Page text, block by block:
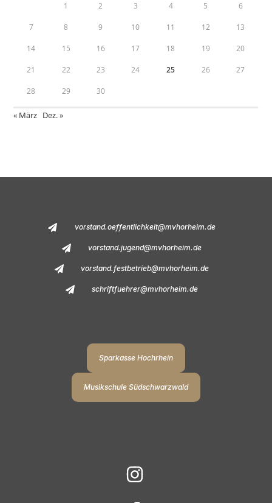
1 2 3 4 5 6
7 8 9 10 11 12 13
14 15 16 17 18 19 20
21 22 23 24 25 26 27
28 29 30
« März Dez. »
vorstand.oeffentlichkeit@mvhorheim.de
vorstand.jugend@mvhorheim.de
vorstand.festbetrieb@mvhorheim.de
schriftfuehrer@mvhorheim.de
Sparkasse Hochrhein
Musikschule Südschwarzwald